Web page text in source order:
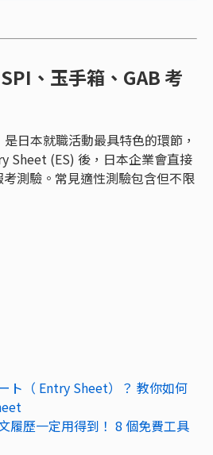
、玉手箱、GAB 考
日本就職活動最具特色的環節，
Sheet (ES) 後，日本企業會直接
測驗。常見適性測驗包含但不限
ト（ Entry Sheet）？ 教你如何
履歷一定用得到！ 8 個免費工具